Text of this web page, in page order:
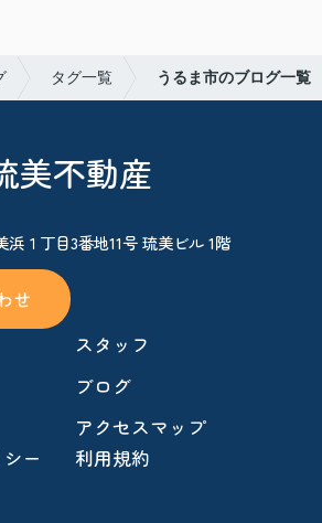
タグ一覧 うるま市のブログ一覧
美不動産
１丁目3番地11号 琉美ビル 1階
せ
スタッフ
ブログ
アクセスマップ
ー
利用規約